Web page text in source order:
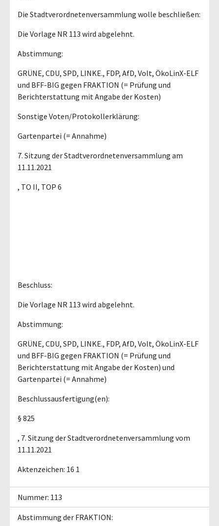
Die Stadtverordnetenversammlung wolle beschließen:
Die Vorlage NR 113 wird abgelehnt.
Abstimmung:
GRÜNE, CDU, SPD, LINKE., FDP, AfD, Volt, ÖkoLinX-ELF
und BFF-BIG gegen FRAKTION (= Prüfung und
Berichterstattung mit Angabe der Kosten)
Sonstige Voten/Protokollerklärung:
Gartenpartei (= Annahme)
7. Sitzung der Stadtverordnetenversammlung am
11.11.2021
, TO II, TOP 6
Beschluss:
Die Vorlage NR 113 wird abgelehnt.
Abstimmung:
GRÜNE, CDU, SPD, LINKE., FDP, AfD, Volt, ÖkoLinX-ELF
und BFF-BIG gegen FRAKTION (= Prüfung und
Berichterstattung mit Angabe der Kosten) und
Gartenpartei (= Annahme)
Beschlussausfertigung(en):
§ 825
, 7. Sitzung der Stadtverordnetenversammlung vom
11.11.2021
Aktenzeichen: 16 1
Nummer: 113
Abstimmung der FRAKTION: